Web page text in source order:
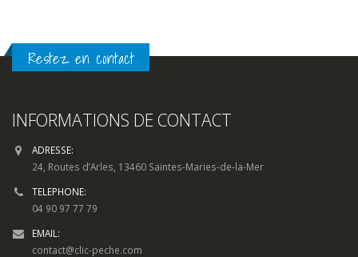
Restez en contact
INFORMATIONS DE CONTACT
ADRESSE:
24, Routes d’Arles, 13460 Saintes-Maries-de-la-Mer
TELEPHONE:
04 90 97 77 79
EMAIL:
contact@clic-peche.com